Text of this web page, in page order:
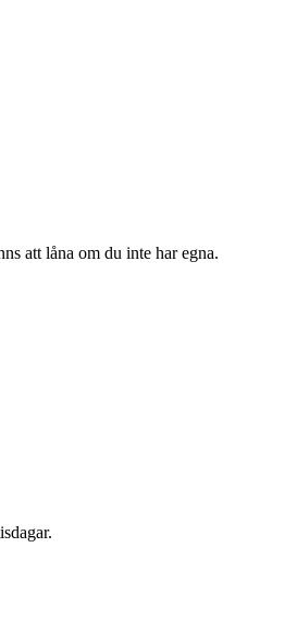
att låna om du inte har egna.